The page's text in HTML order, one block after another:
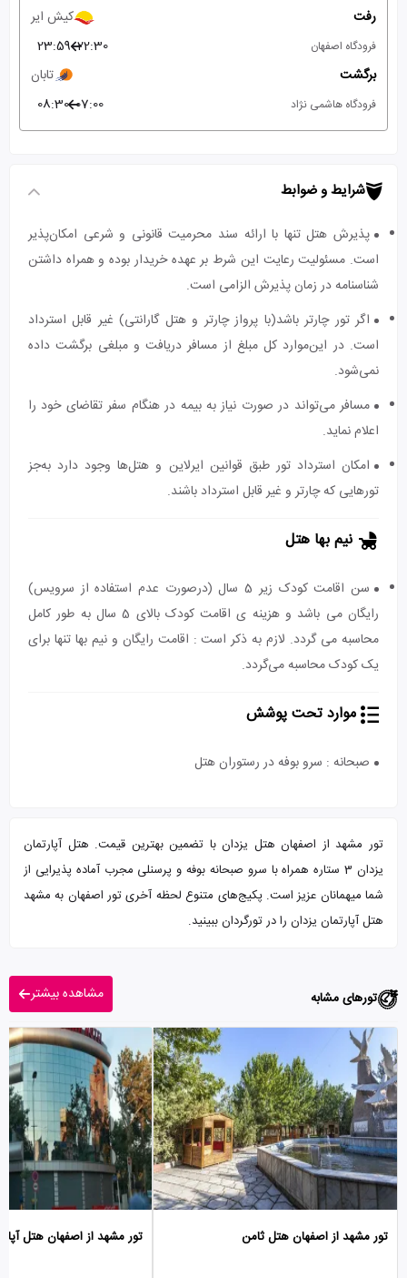
رفت
کیش ایر
فرودگاه اصفهان 22:30
23:59
برگشت
تابان
فرودگاه هاشمی نژاد 07:00
08:30
شرایط و ضوابط
پذیرش هتل تنها با ارائه سند محرمیت قانونی و شرعی امکان‌پذیر
است. مسئولیت رعایت این شرط بر عهده خریدار بوده و همراه داشتن
شناسنامه در زمان پذیرش الزامی است.
اگر تور چارتر باشد(با پرواز چارتر و هتل گارانتی) غیر قابل استرداد
است. در این‌موارد کل مبلغ از مسافر دریافت و مبلغی برگشت داده
نمی‌شود.
مسافر می‌تواند در صورت نیاز به بیمه در هنگام سفر تقاضای خود را
اعلام نماید.
امکان استرداد تور طبق قوانین ایرلاین و هتل‌ها وجود دارد به‌جز
تورهایی که چارتر و غیر قابل استرداد باشند.
نیم بها هتل
سن اقامت کودک زیر 5 سال (درصورت عدم استفاده از سرویس)
رایگان می باشد و هزینه ی اقامت کودک بالای 5 سال به طور کامل
محاسبه می گردد. لازم به ذکر است : اقامت رایگان و نیم بها تنها برای
یک کودک محاسبه می‌گردد.
موارد تحت پوشش
صبحانه : سرو بوفه در رستوران هتل
تور مشهد از اصفهان هتل یزدان با تضمین بهترین قیمت. هتل آپارتمان
یزدان 3 ستاره همراه با سرو صبحانه بوفه و پرسنلی مجرب آماده پذیرایی از
شما میهمانان عزیز است. پکیج‌های متنوع لحظه آخری تور اصفهان به مشهد
هتل آپارتمان یزدان را در تورگردان ببینید.
تورهای مشابه مشاهده بیشتر
تور مشهد از اصفهان هتل ثامن تور مشهد از اصفهان هتل